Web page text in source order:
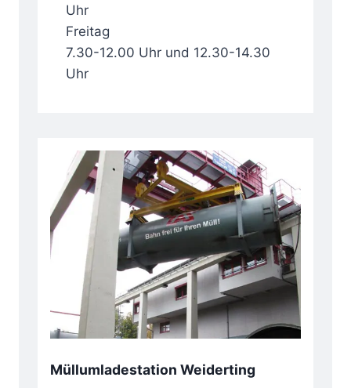
Uhr
Freitag
7.30-12.00 Uhr und 12.30-14.30
Uhr
Müllumladestation Weiderting